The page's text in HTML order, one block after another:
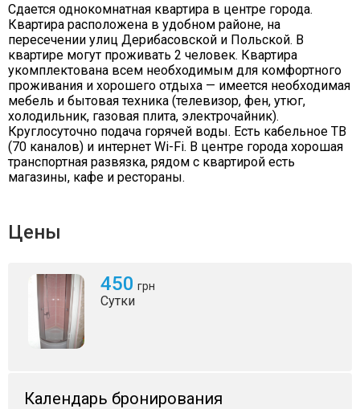
Сдается однокомнатная квартира в центре города.
Квартира расположена в удобном районе, на
пересечении улиц Дерибасовской и Польской. В
квартире могут проживать 2 человек. Квартира
укомплектована всем необходимым для комфортного
проживания и хорошего отдыха — имеется необходимая
мебель и бытовая техника (телевизор, фен, утюг,
холодильник, газовая плита, электрочайник).
Круглосуточно подача горячей воды. Есть кабельное ТВ
(70 каналов) и интернет Wi-Fi. В центре города хорошая
транспортная развязка, рядом с квартирой есть
магазины, кафе и рестораны.
Цены
450 грн
Сутки
Календарь бронирования